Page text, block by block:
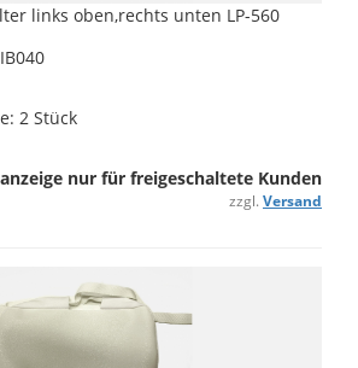
links oben,rechts unten LP-560
2 Stück
nur für freigeschaltete Kunden
zzgl. Versand